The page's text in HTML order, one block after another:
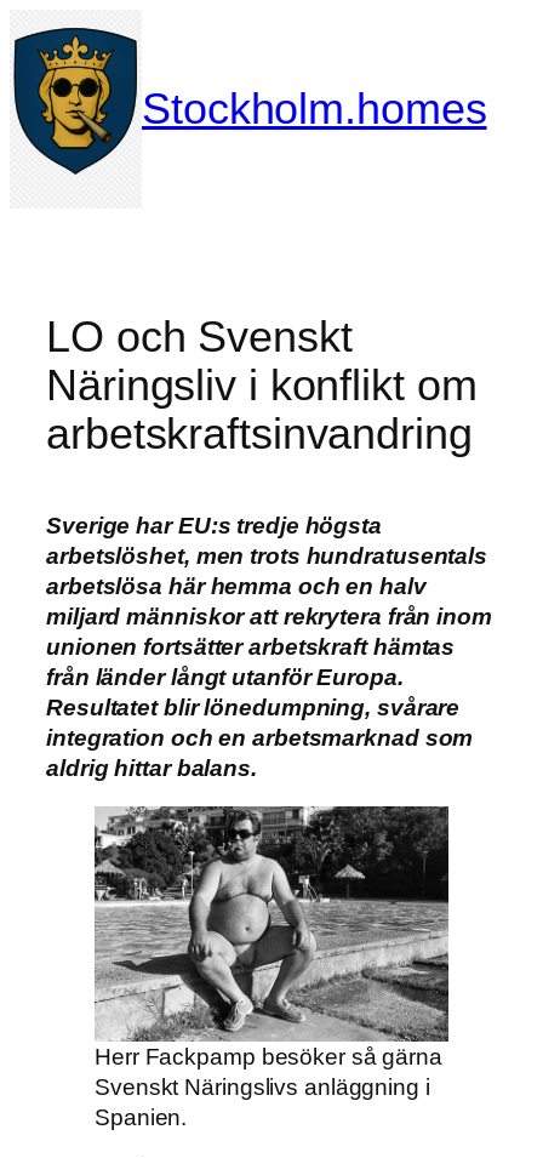
Hoppa
till
innehåll
Stockholm.homes
LO och Svenskt
Näringsliv i konflikt om
arbetskraftsinvandring
Sverige har EU:s tredje högsta
arbetslöshet, men trots hundratusentals
arbetslösa här hemma och en halv
miljard människor att rekrytera från inom
unionen fortsätter arbetskraft hämtas
från länder långt utanför Europa.
Resultatet blir lönedumpning, svårare
integration och en arbetsmarknad som
aldrig hittar balans.
Herr Fackpamp besöker så gärna
Svenskt Näringslivs anläggning i
Spanien.